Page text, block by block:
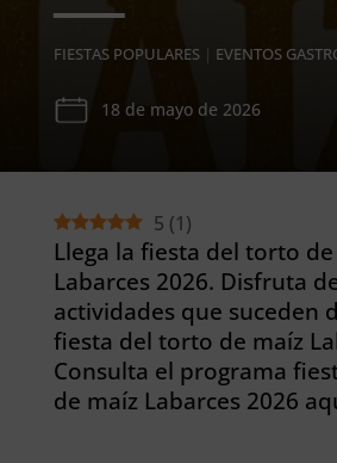
FIESTAS POPULARES| EVENTOS
18 de mayo de 2026
5 (1)
Llega la fiesta del torto
Labarces 2026. Disfruta
actividades que suceden
fiesta del torto de maíz
Consulta el programa
de maíz Labarces 2026